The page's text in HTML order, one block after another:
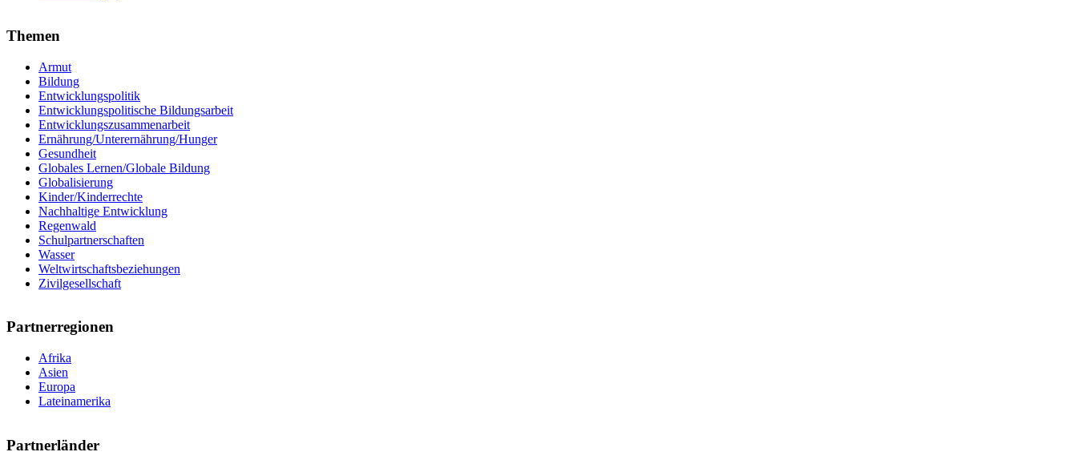
Themen
Armut
Bildung
Entwicklungspolitik
Entwicklungspolitische Bildungsarbeit
Entwicklungszusammenarbeit
Ernährung/Unterernährung/Hunger
Gesundheit
Globales Lernen/Globale Bildung
Globalisierung
Kinder/Kinderrechte
Nachhaltige Entwicklung
Regenwald
Schulpartnerschaften
Wasser
Weltwirtschaftsbeziehungen
Zivilgesellschaft
Partnerregionen
Afrika
Asien
Europa
Lateinamerika
Partnerländer